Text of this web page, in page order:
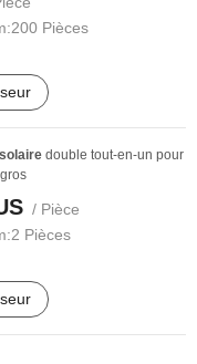
200 Pièces
solaire double tout-en-un pour
/ Pièce
2 Pièces